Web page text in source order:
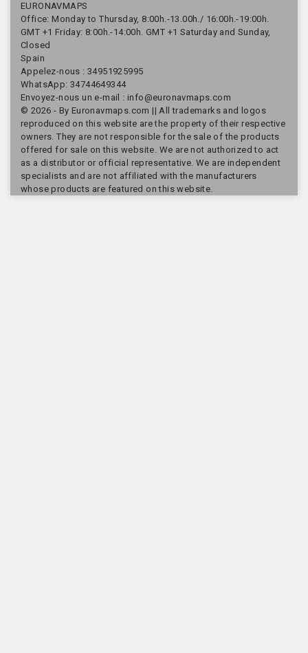
EURONAVMAPS
Office: Monday to Thursday, 8:00h.-13.00h./ 16:00h.-19:00h.
GMT +1 Friday: 8:00h.-14:00h. GMT +1 Saturday and Sunday,
Closed
Spain
Appelez-nous :34951925995
WhatsApp: 34744649344
Envoyez-nous un e-mail : info@euronavmaps.com
© 2026 - By Euronavmaps.com || All trademarks and logos
reproduced on this website are the property of their respective
owners. They are not responsible for the sale of the products
offered for sale on this website. We are not authorized to act
as a distributor or official representative. We are independent
specialists and are not affiliated with the manufacturers
whose products are featured on this website.